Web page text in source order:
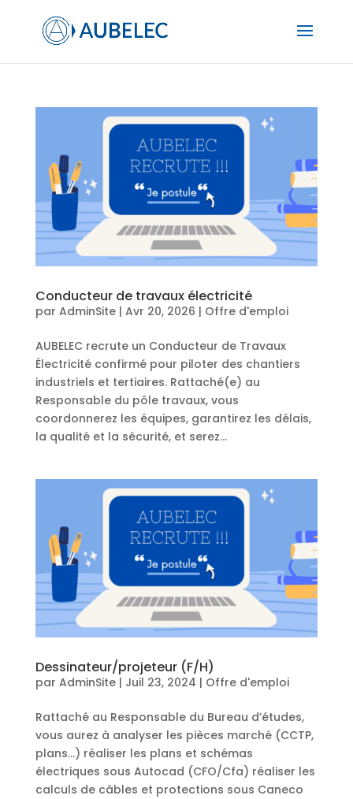
Conducteur de travaux électricité
par AdminSite| Avr 20, 2026 | Offre d'emploi
AUBELEC recrute un Conducteur de Travaux
Électricité confirmé pour piloter des chantiers
industriels et tertiaires. Rattaché(e) au
Responsable du pôle travaux, vous
coordonnerez les équipes, garantirez les délais,
la qualité et la sécurité, et serez...
Dessinateur/projeteur (F/H)
par AdminSite| Juil 23, 2024 | Offre d'emploi
Rattaché au Responsable du Bureau d’études,
vous aurez à analyser les pièces marché (CCTP,
plans…) réaliser les plans et schémas
électriques sous Autocad (CFO/Cfa) réaliser les
calculs de câbles et protections sous Caneco